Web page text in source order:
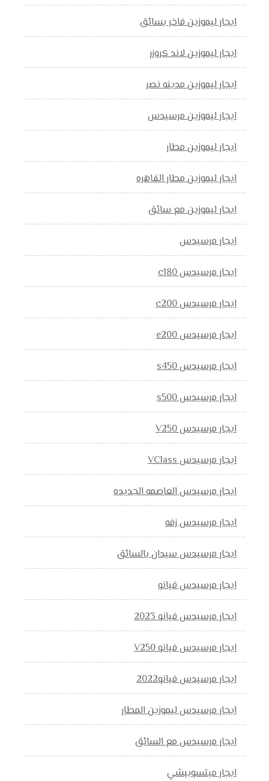
ايجار ليموزين فاخر بسائق
ايجار ليموزين لاند كروزر
ايجار ليموزين مدينه نصر
ايجار ليموزين مرسيدس
ايجار ليموزين مطار
ايجار ليموزين مطار القاهره
ايجار ليموزين مع سائق
ايجار مرسيدس
ايجار مرسيدس c180
ايجار مرسيدس c200
ايجار مرسيدس e200
ايجار مرسيدس s450
ايجار مرسيدس s500
ايجار مرسيدس V250
ايجار مرسيدس VClass
ايجار مرسيدس العاصمه الجديده
ايجار مرسيدس زفه
ايجار مرسيدس سيدان بالسائق
ايجار مرسيدس فيانو
ايجار مرسيدس فيانو 2023
ايجار مرسيدس فيانو V250
ايجار مرسيدس فيانو2022
ايجار مرسيدس ليموزين المطار
ايجار مرسيدس مع السائق
ايجار ميتسوبيشي